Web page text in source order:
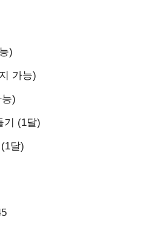
)
가능)
)
기 (1달)
달)